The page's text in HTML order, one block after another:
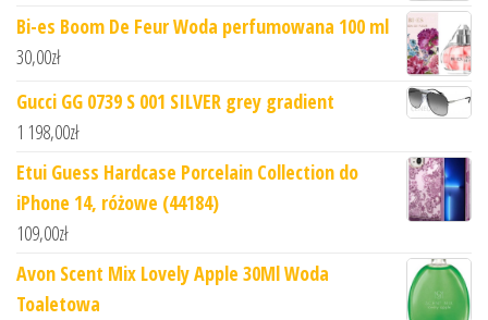
Bi-es Boom De Feur Woda perfumowana 100 ml
30,00zł
Gucci GG 0739 S 001 SILVER grey gradient
1 198,00zł
Etui Guess Hardcase Porcelain Collection do
iPhone 14, różowe (44184)
109,00zł
Avon Scent Mix Lovely Apple 30Ml Woda
Toaletowa